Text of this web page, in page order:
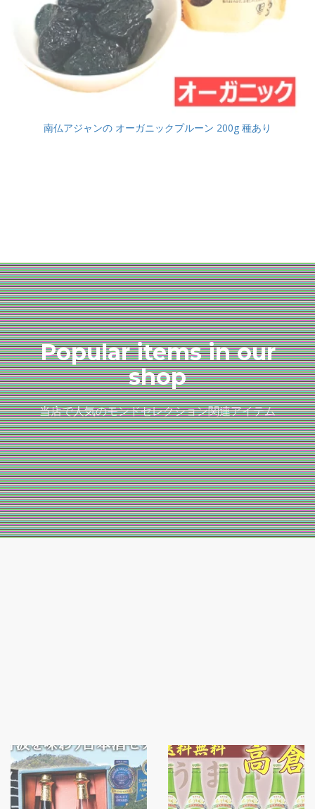
南仏アジャンの オーガニックプルーン 200g 種あり
Popular items in our
shop
当店で人気のモンドセレクション関連アイテム